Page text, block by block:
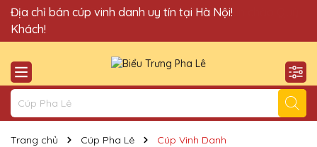
Quà Tặng Cúp Pha Lê Vinh Danh An Thảo xin chào Quý
Khách!
Địa chỉ bán cúp vinh danh uy tín tại Hà Nội!
Trang chủ Cúp Pha Lê Cúp Vinh Danh